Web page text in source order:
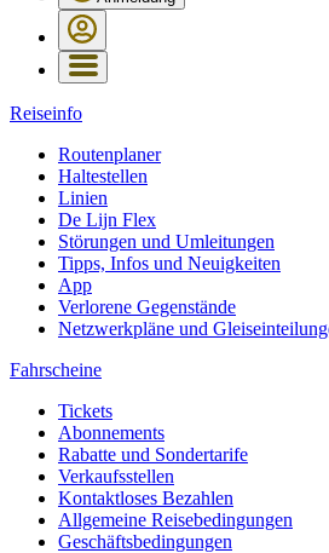
Reiseinfo
Routenplaner
Haltestellen
Linien
De Lijn Flex
Störungen und Umleitungen
Tipps, Infos und Neuigkeiten
App
Verlorene Gegenstände
Netzwerkpläne und
Fahrscheine
Tickets
Abonnements
Rabatte und Sondertarife
Verkaufsstellen
Kontaktloses Bezahlen
Allgemeine Reisebedingungen
Geschäftsbedingungen